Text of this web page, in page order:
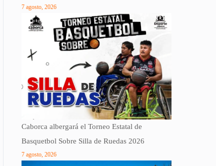
7 agosto, 2026
Caborca albergará el Torneo Estatal de
Basquetbol Sobre Silla de Ruedas 2026
7 agosto, 2026